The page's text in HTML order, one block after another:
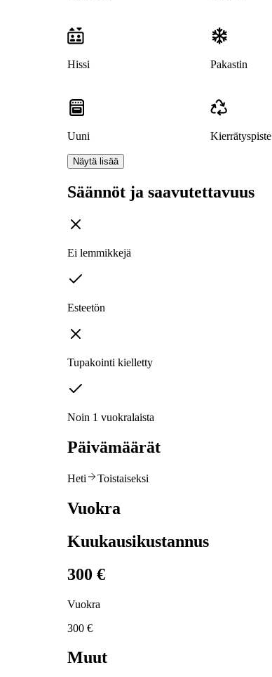
Hissi Pakastin
Uuni Kierrätyspiste
Näytä lisää
Säännöt ja saavutettavuus
Ei lemmikkejä
Esteetön
Tupakointi kielletty
Noin 1 vuokralaista
Päivämäärät
Heti Toistaiseksi
Vuokra
Kuukausikustannus
300 €
Vuokra
300 €
Muut